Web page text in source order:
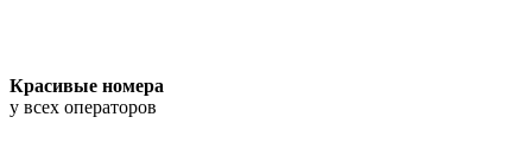
Красивые номера
у всех операторов